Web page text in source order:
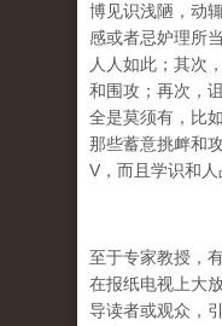
博见识浅陋，动
感或者忌妒理所
人人如此；其次
和围攻；再次，
全是莫须有，比
那些蓄意挑衅和
V，而且学识和人
至于专家教授，
在报纸电视上大
导读者或观众，